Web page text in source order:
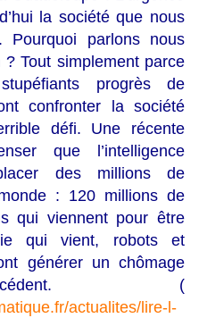
la société que nous
Pourquoi parlons nous
Tout simplement parce
progrès de
confronter la société
défi. Une récente
que l’intelligence
des millions de
: 120 millions de
qui viennent pour être
qui vient, robots et
générer un chômage
(
actualites/lire-l-